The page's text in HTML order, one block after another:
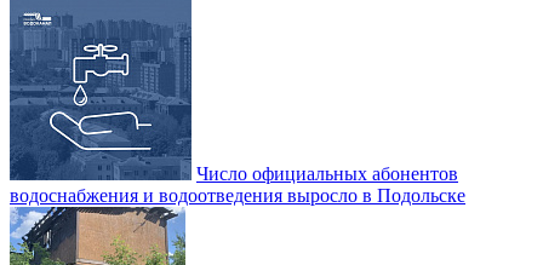
Число официальных абонентов
водоснабжения и водоотведения выросло в Подольске